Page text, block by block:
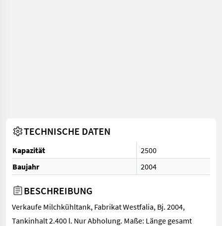
TECHNISCHE DATEN
Kapazität
2500
Baujahr
2004
BESCHREIBUNG
Verkaufe Milchkühltank, Fabrikat Westfalia, Bj. 2004,
Tankinhalt 2.400 l. Nur Abholung. Maße: Länge gesamt